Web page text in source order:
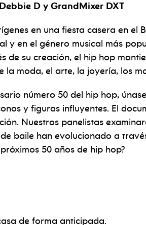
D y GrandMixer DXT
en una fiesta casera en el
y en el género musical más
de su creación, el hip hop
la moda, el arte, la joyería, los
número 50 del hip hop,
y figuras influyentes. El
Nuestros panelistas
baile han evolucionado a
50 años de hip hop?
de forma anticipada.